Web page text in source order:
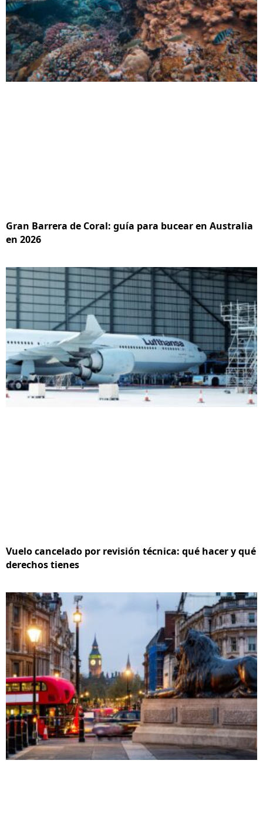
Gran Barrera de Coral: guía para bucear en Australia
en 2026
Vuelo cancelado por revisión técnica: qué hacer y qué
derechos tienes